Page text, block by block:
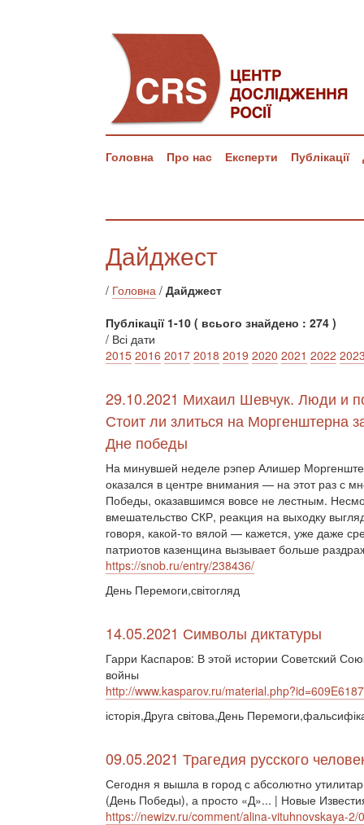
Головна Про нас Експерти Публікації
Дайджест
/ Головна / Дайджест
Публікації 1-10 ( всього знайдено : 274 )
/ Всі дати
2015 2016 2017 2018 2019 2020 2021 2022
29.10.2021 Михаил Шевчук. Люди и
Стоит ли злиться на Моргенштерна
Дне победы
На минувшей неделе рэпер Алишер
оказался в центре внимания — на этот раз с
Победы, оказавшимся вовсе не лестным.
вмешательство СКР, реакция на выходку
говоря, какой-то вялой — кажется, уже даже
патриотов казенщина вызывает больше
https://snob.ru/entry/238436/
День Перемоги,світогляд
14.05.2021 Символы диктатуры
Гарри Каспаров: В этой истории Советский
войны
http://www.kasparov.ru/
історія,Друга світова,День
09.05.2021 Трагедия русского
Сегодня я вышла в город с абсолютно
(День Победы), а просто «Д»... | Новые
https://newizv.ru/comment/alina-vituhnovskaya-